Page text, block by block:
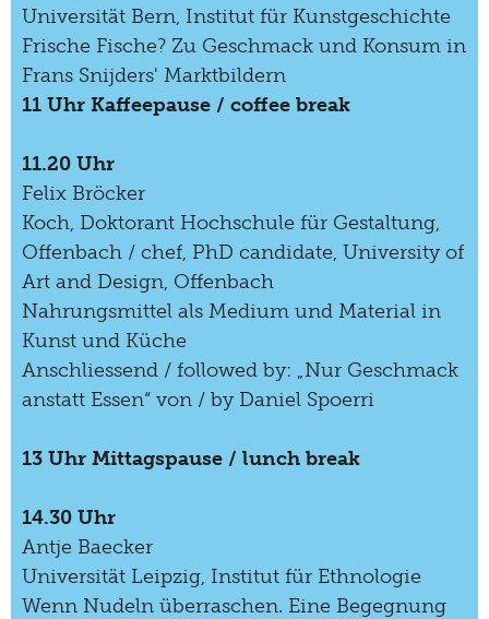
Universität Bern, Institut für Kunstgeschichte
Frische Fische? Zu Geschmack und Konsum in
Frans Snijders' Marktbildern
11 Uhr Kaffeepause / coffee break
11.20 Uhr
Felix Bröcker
Koch, Doktorant Hochschule für Gestaltung,
Offenbach / chef, PhD candidate, University of
Art and Design, Offenbach
Nahrungsmittel als Medium und Material in
Kunst und Küche
Anschliessend / followed by: „Nur Geschmack
anstatt Essen“ von / by Daniel Spoerri
13 Uhr Mittagspause / lunch break
14.30 Uhr
Antje Baecker
Universität Leipzig, Institut für Ethnologie
Wenn Nudeln überraschen. Eine Begegnung